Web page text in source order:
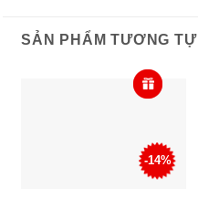
SẢN PHẨM TƯƠNG TỰ
-14%